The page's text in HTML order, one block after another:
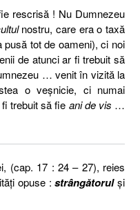
rescrisă ! Nu Dumnezeu
nostru, care era o taxă
tot de oameni), ci noi
de atunci ar fi trebuit să
… venit în vizită la
o veşnicie, ci numai
trebuit să fie ani de vis …
(cap. 17 : 24 – 27), reies
opuse :strângătorulşi